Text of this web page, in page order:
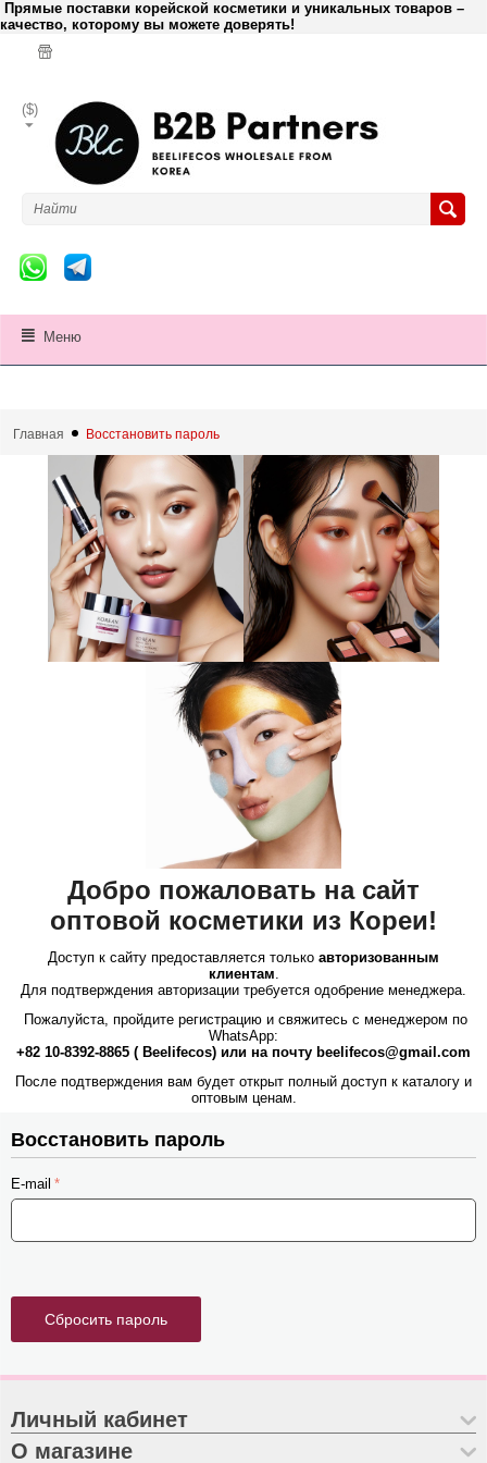
Прямые поставки корейской косметики и уникальных товаров –
качество, которому вы можете доверять!
($)
Меню
Главная Восстановить пароль
Добро пожаловать на сайт
оптовой косметики из Кореи!
Доступ к сайту предоставляется только авторизованным
клиентам.
Для подтверждения авторизации требуется одобрение менеджера.
Пожалуйста, пройдите регистрацию и свяжитесь с менеджером по
WhatsApp:
+82 10-8392-8865 ( Beelifecos) или на почту beelifecos@gmail.com
После подтверждения вам будет открыт полный доступ к каталогу и
оптовым ценам.
Восстановить пароль
E-mail
Сбросить пароль
Личный кабинет
О магазине